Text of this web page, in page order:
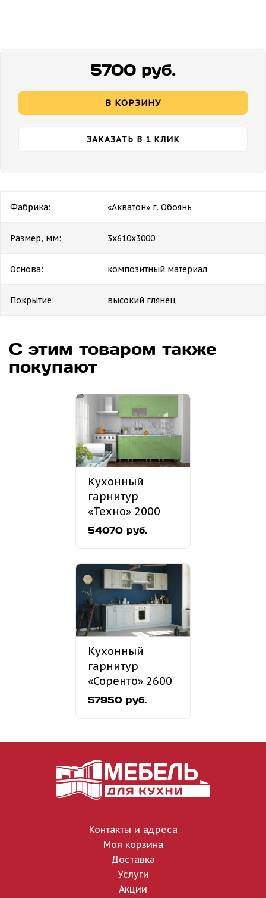
5700 руб.
В КОРЗИНУ
ЗАКАЗАТЬ В 1 КЛИК
Фабрика: «Акватон» г. Обоянь
Размер, мм: 3х610х3000
Основа: композитный материал
Покрытие: высокий глянец
С этим товаром также
покупают
Кухонный
гарнитур
«Техно» 2000
мм
54070 руб.
Кухонный
гарнитур
«Соренто» 2600
мм
57950 руб.
Контакты и адреса
Моя корзина
Доставка
Услуги
Акции